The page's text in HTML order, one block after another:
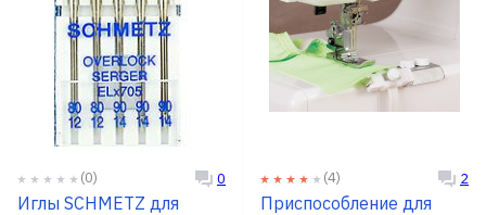
(0) 0
Иглы SCHMETZ для
(4) 2
Приспособление для